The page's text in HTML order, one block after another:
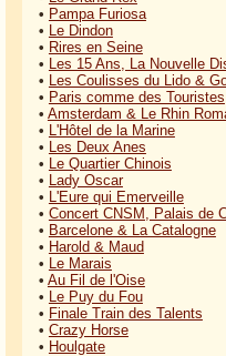
• Pampa Furiosa
•
Le Dindon
• Rires en Seine
•
Les 15 Ans, La Nouvelle
•
Les Coulisses du Lido &
• Paris comme des Touristes
• Amsterdam & Le Rhin
•
L'Hôtel de la Marine
•
Les Deux Anes
•
Le Quartier Chinois
•
Lady Oscar
•
L'Eure qui Emerveille
• Concert CNSM, Palais de
• Barcelone & La Catalogne
• Harold & Maud
•
Le Marais
• Au Fil de l'Oise
•
Le Puy du Fou
• Finale Train des Talents
• Crazy Horse
• Houlgate